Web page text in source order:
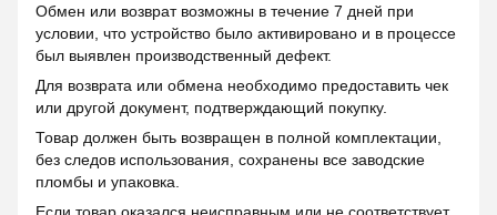
Обмен или возврат возможны в течение 7 дней при
условии, что устройство было активировано и в процессе
был выявлен производственный дефект.
Для возврата или обмена необходимо предоставить чек
или другой документ, подтверждающий покупку.
Товар должен быть возвращен в полной комплектации,
без следов использования, сохранены все заводские
пломбы и упаковка.
Если товар оказался неисправным или не соответствует